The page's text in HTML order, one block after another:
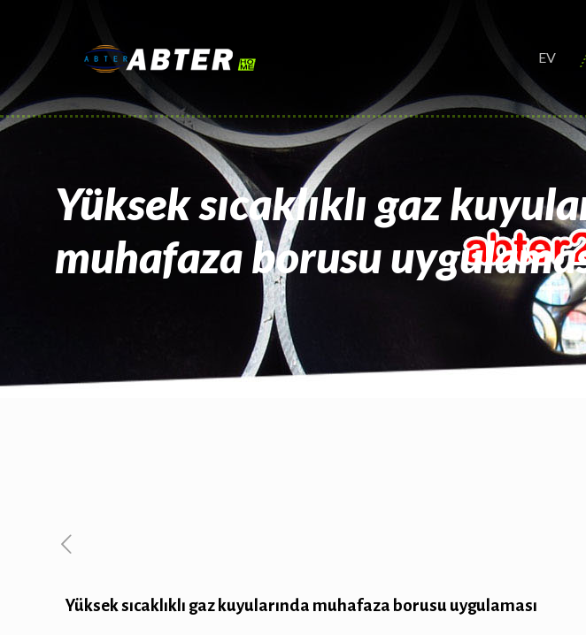
EV
Yüksek sıcaklıklı gaz
muhafaza borusu
Yüksek sıcaklıklı gaz kuyularında muhafaza borusu uygulaması